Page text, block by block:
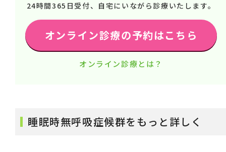
24時間365日受付、自宅にいながら診療いたします。
オンライン診療の予約はこちら
オンライン診療とは？
睡眠時無呼吸症候群をもっと詳しく